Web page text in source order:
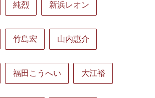
純烈 新浜レオン
竹島宏 山内惠介
福田こうへい 大江裕